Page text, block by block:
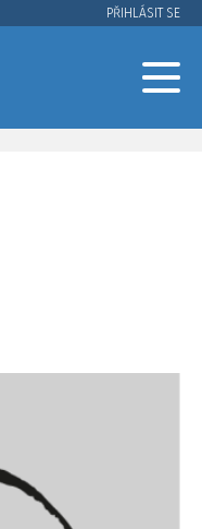
account
menu
PŘIHLÁSIT SE